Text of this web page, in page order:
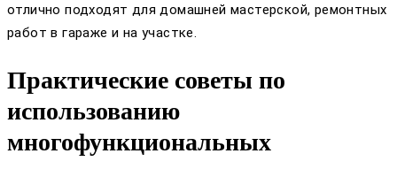
отлично подходят для домашней мастерской, ремонтных
работ в гараже и на участке.
Практические советы по
использованию
многофункциональных